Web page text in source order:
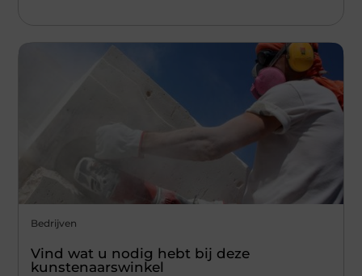
Bedrijven
Vind wat u nodig hebt bij deze
kunstenaarswinkel